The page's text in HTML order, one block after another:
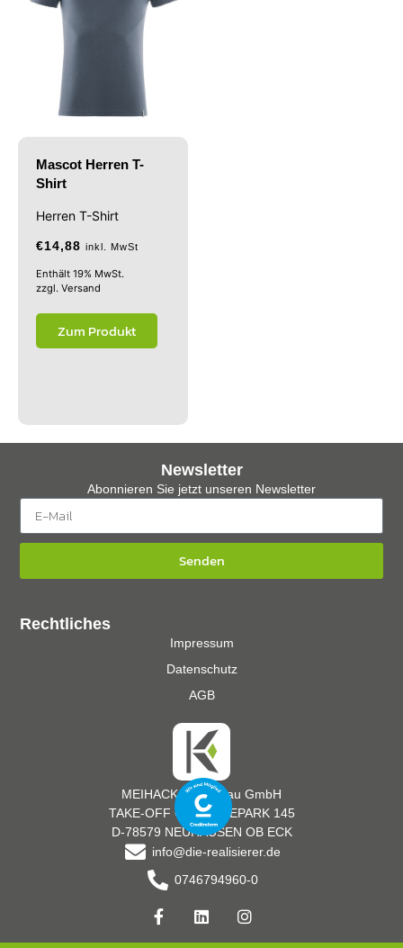
Mascot Herren T-
Shirt
Herren T-Shirt
€14,88 inkl. MwSt
Enthält 19% MwSt.
zzgl. Versand
Zum Produkt
MEIHACK Messebau GmbH
TAKE-OFF GEWERBEPARK 145
D-78579 NEUHAUSEN OB ECK
info@die-realisierer.de
0746794960-0
Rechtliches
Impressum
Datenschutz
AGB
Newsletter
Abonnieren Sie jetzt unseren Newsletter
Senden